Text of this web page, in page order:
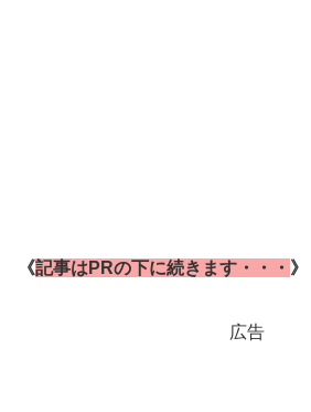
《記事はPRの下に続きます・・・ 》
広告